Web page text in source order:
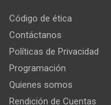
Código de ética
Contáctanos
Políticas de Privacidad
Programación
Quienes somos
Rendición de Cuentas